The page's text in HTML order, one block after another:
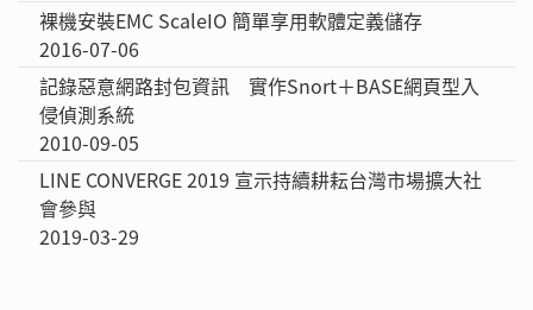
裸機安裝EMC ScaleIO 簡單享用軟體定義儲存
2016-07-06
記錄惡意網路封包資訊 實作Snort＋BASE網頁型入
侵偵測系統
2010-09-05
LINE CONVERGE 2019 宣示持續耕耘台灣市場擴大社
會參與
2019-03-29